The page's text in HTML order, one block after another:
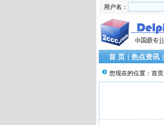
用户名：
首 页 | 热点资讯 |
您现在的位置： 首页